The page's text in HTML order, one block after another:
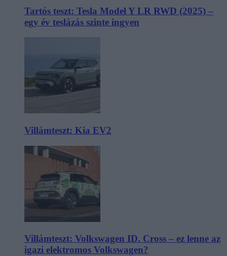
Tartós teszt: Tesla Model Y LR RWD (2025) –
egy év teslázás szinte ingyen
Villámteszt: Kia EV2
Villámteszt: Volkswagen ID. Cross – ez lenne az
igazi elektromos Volkswagen?